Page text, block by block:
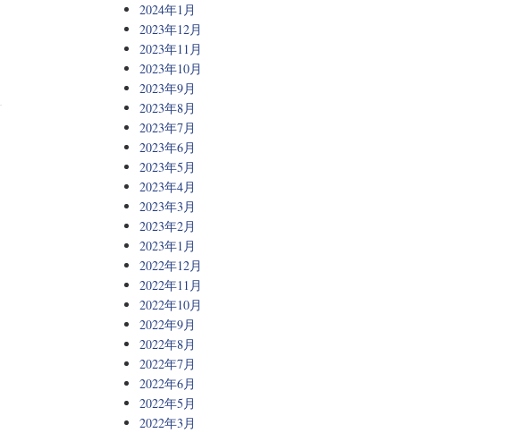
2024年1月
2023年12月
2023年11月
2023年10月
2023年9月
2023年8月
2023年7月
2023年6月
2023年5月
2023年4月
2023年3月
2023年2月
2023年1月
2022年12月
2022年11月
2022年10月
2022年9月
2022年8月
2022年7月
2022年6月
2022年5月
2022年3月